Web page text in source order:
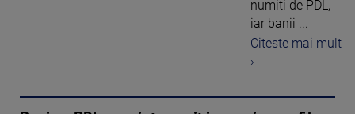
numiti de PDL,
iar banii ...
Citeste mai mult
›